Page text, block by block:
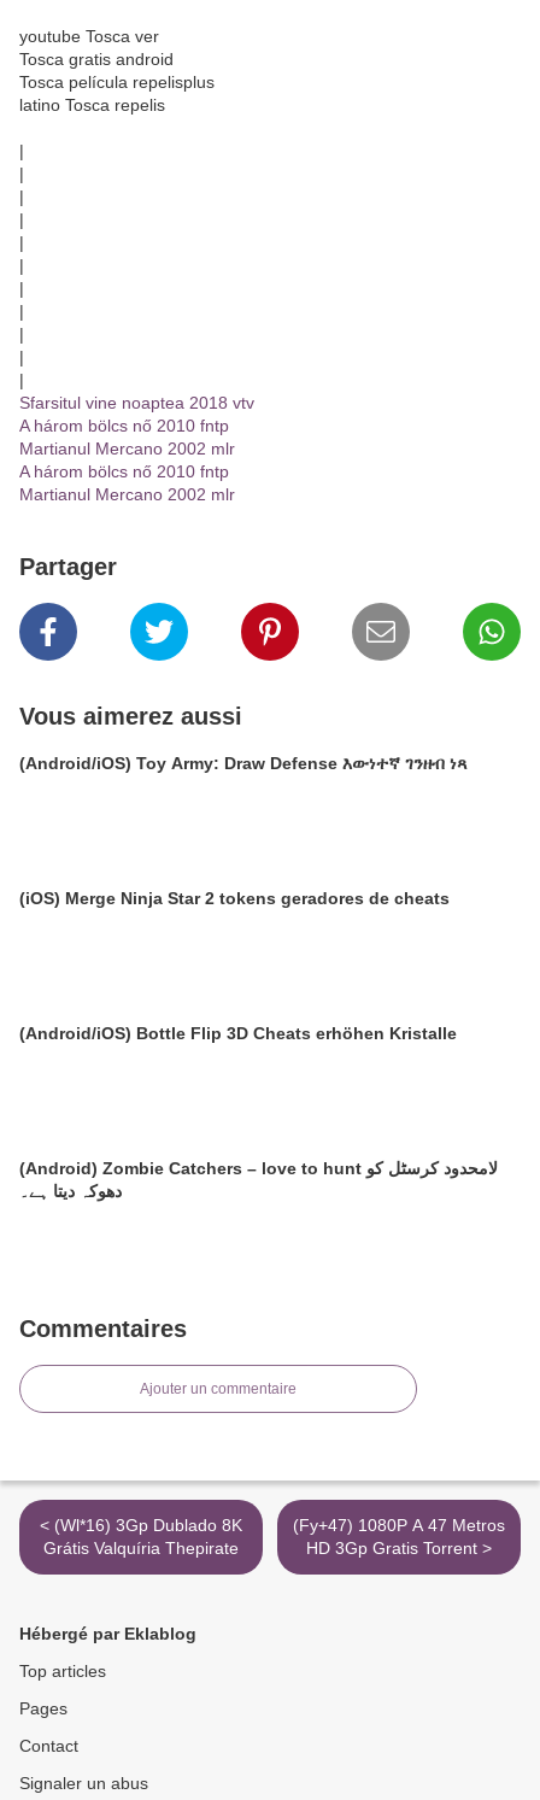
youtube Tosca ver
Tosca gratis android
Tosca película repelisplus
latino Tosca repelis
|
|
|
|
|
|
|
|
|
|
|
Sfarsitul vine noaptea 2018 vtv
A három bölcs nő 2010 fntp
Martianul Mercano 2002 mlr
A három bölcs nő 2010 fntp
Martianul Mercano 2002 mlr
Partager
Vous aimerez aussi
(Android/iOS) Toy Army: Draw Defense እውነተኛ ገንዘብ ነጻ
(iOS) Merge Ninja Star 2 tokens geradores de cheats
(Android/iOS) Bottle Flip 3D Cheats erhöhen Kristalle
(Android) Zombie Catchers – love to hunt لامحدود کرسٹل کو
دھوکہ دیتا ہے۔
Commentaires
Ajouter un commentaire
< (Wl*16) 3Gp Dublado 8K
Grátis Valquíria Thepirate
(Fy+47) 1080P A 47 Metros
HD 3Gp Gratis Torrent >
Hébergé par Eklablog
Top articles
Pages
Contact
Signaler un abus